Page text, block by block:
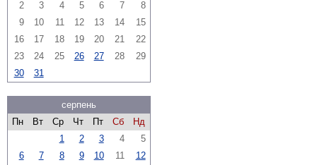
2
3 4 5 6 7
8
9
10 11 12 13 14
15
16
17 18 19 20 21
22
23
24 25 26 27 28
29
30
31
серпень
Пн
Вт Ср Чт Пт Сб
Нд
1
2 3 4
5
6
7 8 9 10 11
12